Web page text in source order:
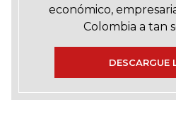
económico,
Colombia a tan
DESCARGUE